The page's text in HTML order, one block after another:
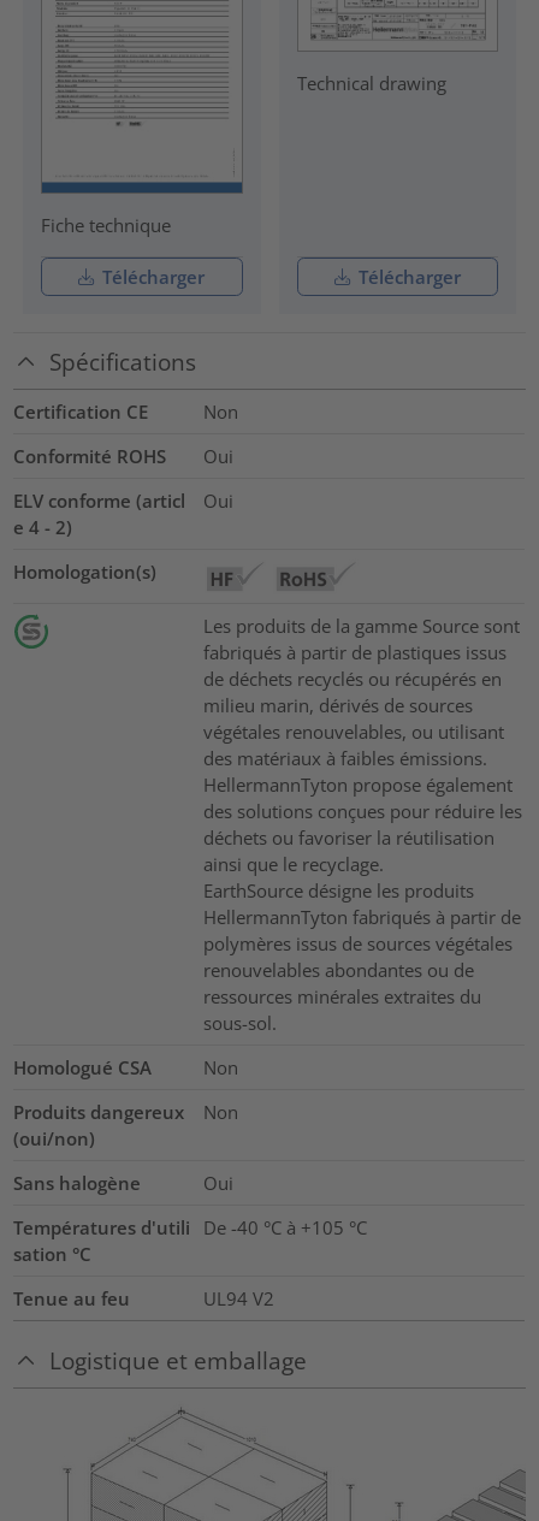
Fiche technique
Télécharger
Technical drawing
Télécharger
Spécifications
Certification CE
Non
Conformité ROHS
Oui
ELV conforme (articl
e 4 - 2)
Oui
Homologation(s)
Les produits de la gamme Source sont
fabriqués à partir de plastiques issus
de déchets recyclés ou récupérés en
milieu marin, dérivés de sources
végétales renouvelables, ou utilisant
des matériaux à faibles émissions.
HellermannTyton propose également
des solutions conçues pour réduire les
déchets ou favoriser la réutilisation
ainsi que le recyclage.
EarthSource désigne les produits
HellermannTyton fabriqués à partir de
polymères issus de sources végétales
renouvelables abondantes ou de
ressources minérales extraites du
sous-sol.
Homologué CSA
Non
Produits dangereux
(oui/non)
Non
Sans halogène
Oui
Températures d'utili
sation °C
De -40 °C à +105 °C
Tenue au feu UL94 V2
Logistique et emballage